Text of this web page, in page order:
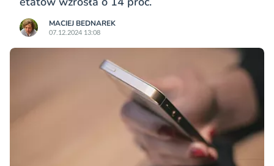
MACIEJ BEDNAREK
07.12.2024 13:08